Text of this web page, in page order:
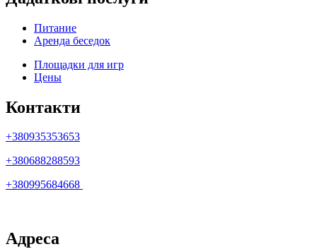
Питание
Аренда беседок
Площадки для игр
Цены
Контакти
+380935353653
+380688288593
+380995684668
Адреса